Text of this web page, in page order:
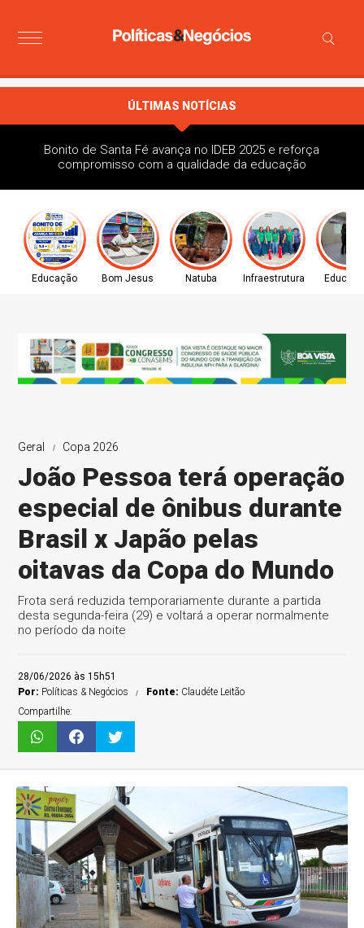
ÚLTIMAS NOTÍCIAS
Bonito de Santa Fé avança no IDEB 2025 e reforça
compromisso com a qualidade da educação
Educação Bom Jesus Natuba Infraestrutura
Geral Copa 2026
João Pessoa terá operação
especial de ônibus durante
Brasil x Japão pelas
oitavas da Copa do Mundo
Frota será reduzida temporariamente durante a partida
desta segunda-feira (29) e voltará a operar normalmente
no período da noite
28/06/2026 às 15h51
Por: Políticas & Negócios Fonte: Claudéte Leitão
Compartilhe: